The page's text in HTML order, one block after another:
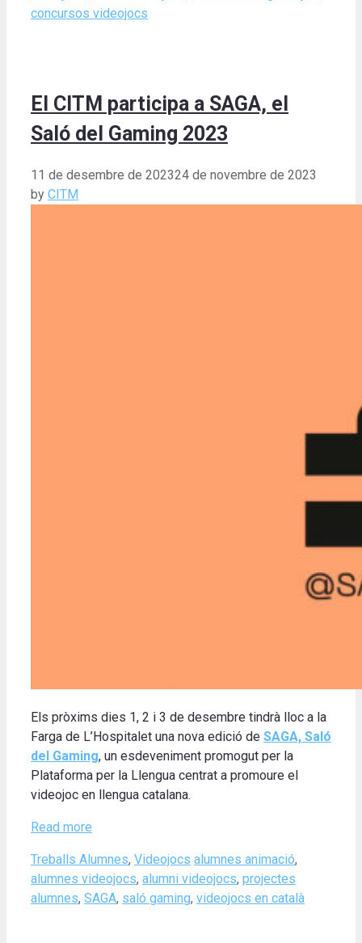
concursos videojocs
El CITM participa a SAGA, el
Saló del Gaming 2023
11 de desembre de 202324 de novembre de 2023
by CITM
Els pròxims dies 1, 2 i 3 de desembre tindrà lloc a la
Farga de L’Hospitalet una nova edició de SAGA, Saló
del Gaming, un esdeveniment promogut per la
Plataforma per la Llengua centrat a promoure el
videojoc en llengua catalana.
Read more
Categories
Treballs Alumnes, Videojocs Tags
alumnes animació,
alumnes videojocs, alumni videojocs, projectes
alumnes, SAGA, saló gaming, videojocs en català